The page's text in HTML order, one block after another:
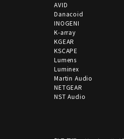
AVID
Danacoid
INOGENI
K-array
KGEAR
KSCAPE
Lumens
Luminex
Martin Audio
NETGEAR
NST Audio